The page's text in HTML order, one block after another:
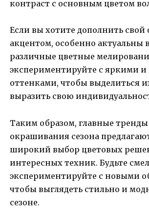
контраст с основным цветом
Если вы хотите дополнить свой
акцентом, особенно актуальны
различные цветные
экспериментируйте с яркими
оттенками, чтобы выделиться
выразить свою
Таким образом, главные тренды
окрашивания сезона
широкий выбор цветовых
интересных техник. Будьте
экспериментируйте с новыми
чтобы выглядеть стильно и
сезоне.